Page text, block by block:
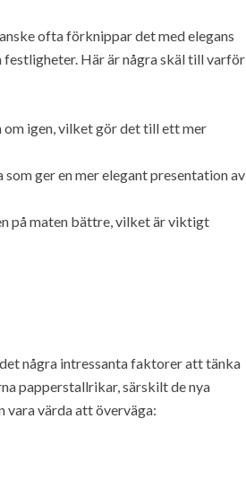
ofta förknippar det med elegans
Här är några skäl till varför
om igen, vilket gör det till ett mer
ger en mer elegant presentation av
på maten bättre, vilket är viktigt
några intressanta faktorer att tänka
papperstallrikar, särskilt de nya
vara värda att överväga: